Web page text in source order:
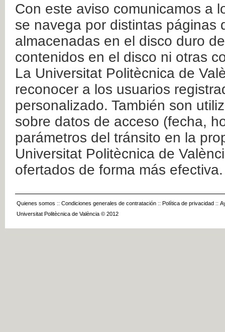
Con este aviso comunicamos a
se navega por distintas páginas
almacenadas en el disco duro
contenidos en el disco ni otras
La Universitat Politècnica de
reconocer a los usuarios
personalizado. También son
sobre datos de acceso (fecha,
parámetros del tránsito en la
Universitat Politècnica de
ofertados de forma más efectiva.
Quienes somos :: Condiciones generales de contratación :: Política de privacidad ::
Universitat Politècnica de València © 2012